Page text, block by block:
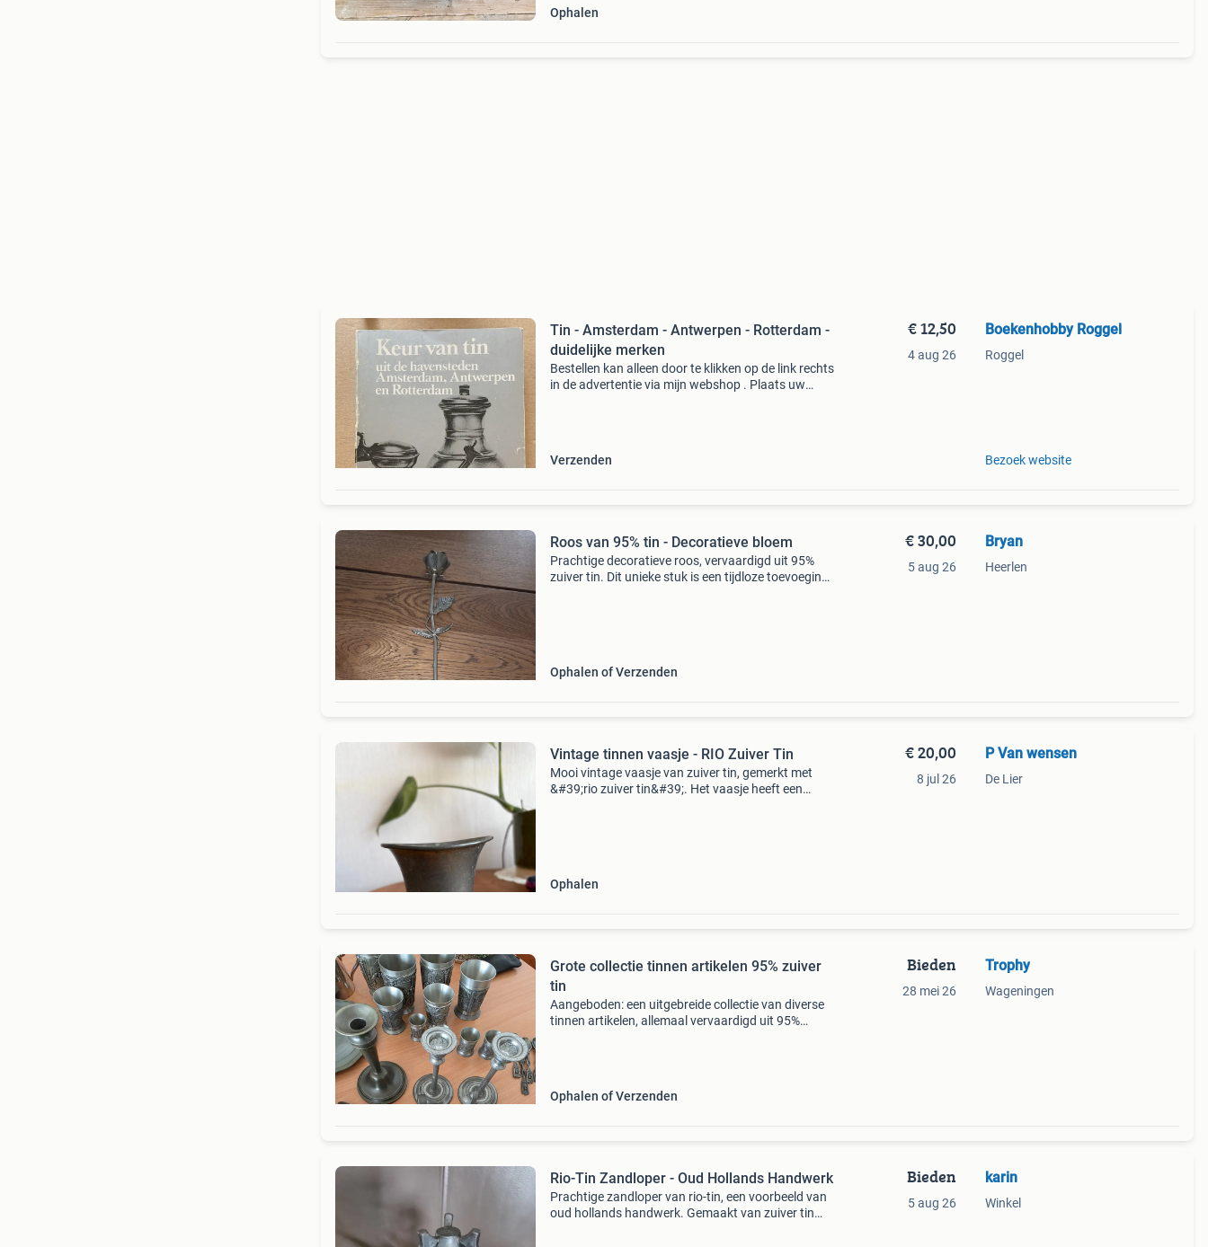
Ophalen
Tin - Amsterdam - Antwerpen - Rotterdam -
duidelijke merken
Bestellen kan alleen door te klikken op de link rechts
in de advertentie via mijn webshop . Plaats uw
Verzenden
€ 12,50
4 aug 26
Boekenhobby Roggel
Roggel
Bezoek website
Roos van 95% tin - Decoratieve bloem
Prachtige decoratieve roos, vervaardigd uit 95%
zuiver tin. Dit unieke stuk is een tijdloze toevoeging
Ophalen of Verzenden
€ 30,00
5 aug 26
Bryan
Heerlen
Vintage tinnen vaasje - RIO Zuiver Tin
Mooi vintage vaasje van zuiver tin, gemerkt met
&#39;rio zuiver tin&#39;. Het vaasje heeft een
Ophalen
€ 20,00
8 jul 26
P Van wensen
De Lier
Grote collectie tinnen artikelen 95% zuiver
tin
Aangeboden: een uitgebreide collectie van diverse
tinnen artikelen, allemaal vervaardigd uit 95%
Ophalen of Verzenden
Bieden
28 mei 26
Trophy
Wageningen
Rio-Tin Zandloper - Oud Hollands Handwerk
Prachtige zandloper van rio-tin, een voorbeeld van
oud hollands handwerk. Gemaakt van zuiver tin
Bieden
5 aug 26
karin
Winkel